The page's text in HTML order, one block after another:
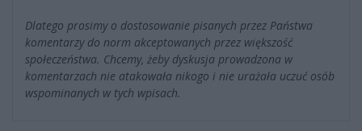
Dlatego prosimy o dostosowanie pisanych przez Państwa
komentarzy do norm akceptowanych przez większość
społeczeństwa. Chcemy, żeby dyskusja prowadzona w
komentarzach nie atakowała nikogo i nie urażała uczuć osób
wspominanych w tych wpisach.